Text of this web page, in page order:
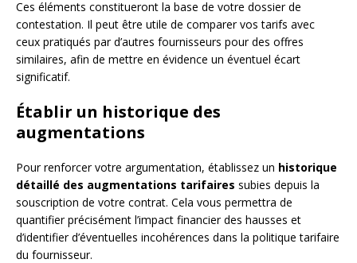
Ces éléments constitueront la base de votre dossier de
contestation. Il peut être utile de comparer vos tarifs avec
ceux pratiqués par d’autres fournisseurs pour des offres
similaires, afin de mettre en évidence un éventuel écart
significatif.
Établir un historique des
augmentations
Pour renforcer votre argumentation, établissez un historique
détaillé des augmentations tarifaires subies depuis la
souscription de votre contrat. Cela vous permettra de
quantifier précisément l’impact financier des hausses et
d’identifier d’éventuelles incohérences dans la politique tarifaire
du fournisseur.